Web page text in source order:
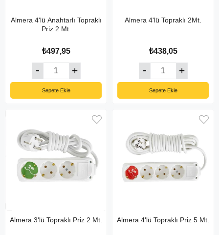
Almera 4'lü Anahtarlı Topraklı
Priz 2 Mt.
₺497,95
Sepete Ekle
Almera 4'lü Topraklı 2Mt.
₺438,05
Sepete Ekle
Almera 3'lü Topraklı Priz 2 Mt. Almera 4'lü Topraklı Priz 5 Mt.